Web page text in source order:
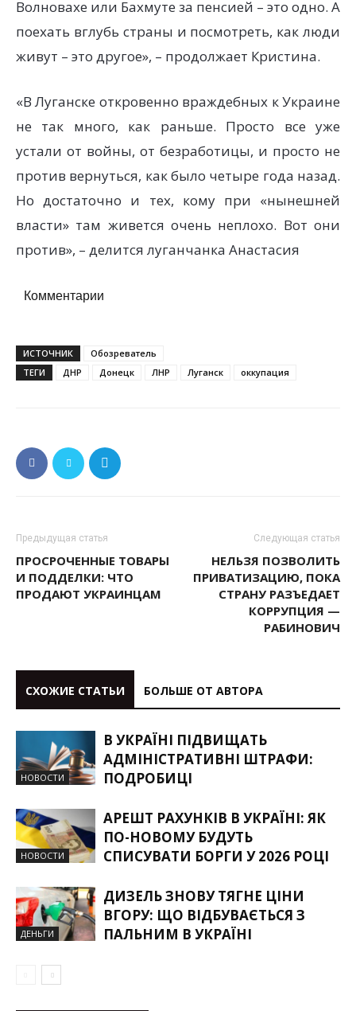
Волновахе или Бахмуте за пенсией – это одно. А
поехать вглубь страны и посмотреть, как люди
живут – это другое», – продолжает Кристина.
«В Луганске откровенно враждебных к Украине
не так много, как раньше. Просто все уже
устали от войны, от безработицы, и просто не
против вернуться, как было четыре года назад.
Но достаточно и тех, кому при «нынешней
власти» там живется очень неплохо. Вот они
против», – делится луганчанка Анастасия
Комментарии
ИСТОЧНИК
Обозреватель
ТЕГИ
ДНР Донецк ЛНР Луганск оккупация
Предыдущая статья
ПРОСРОЧЕННЫЕ ТОВАРЫ
И ПОДДЕЛКИ: ЧТО
ПРОДАЮТ УКРАИНЦАМ
Следующая статья
НЕЛЬЗЯ ПОЗВОЛИТЬ
ПРИВАТИЗАЦИЮ, ПОКА
СТРАНУ РАЗЪЕДАЕТ
КОРРУПЦИЯ —
РАБИНОВИЧ
СХОЖИЕ СТАТЬИ БОЛЬШЕ ОТ АВТОРА
НОВОСТИ
В УКРАЇНІ ПІДВИЩАТЬ
АДМІНІСТРАТИВНІ ШТРАФИ:
ПОДРОБИЦІ
НОВОСТИ
АРЕШТ РАХУНКІВ В УКРАЇНІ: ЯК
ПО-НОВОМУ БУДУТЬ
СПИСУВАТИ БОРГИ У 2026 РОЦІ
ДЕНЬГИ
ДИЗЕЛЬ ЗНОВУ ТЯГНЕ ЦІНИ
ВГОРУ: ЩО ВІДБУВАЄТЬСЯ З
ПАЛЬНИМ В УКРАЇНІ